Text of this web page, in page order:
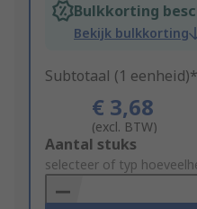
Bulkkorting
Bekijk bulkkorting
Subtotaal (1 eenheid)*
€ 3,68
(excl. BTW)
Add
to
Basket
Aantal stuks
selecteer of typ